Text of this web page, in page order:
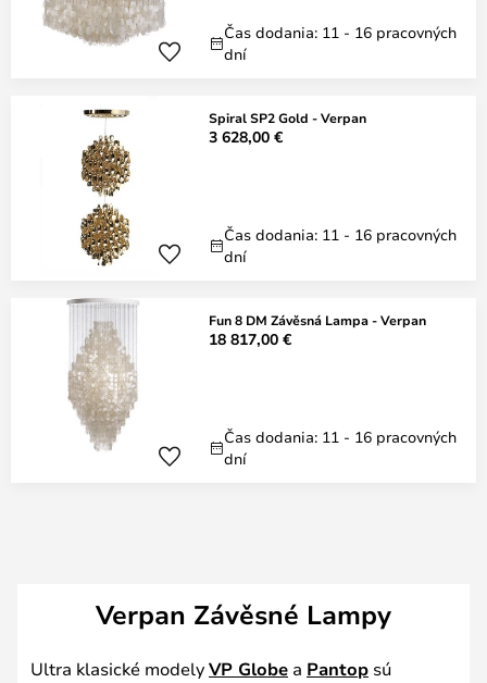
Čas dodania: 11 - 16 pracovných
dní
Spiral SP2 Gold - Verpan
3 628,00 €
Čas dodania: 11 - 16 pracovných
dní
Fun 8 DM Závěsná Lampa - Verpan
18 817,00 €
Čas dodania: 11 - 16 pracovných
dní
Verpan Závěsné Lampy
Ultra klasické modelyVP Globe a Pantop sú